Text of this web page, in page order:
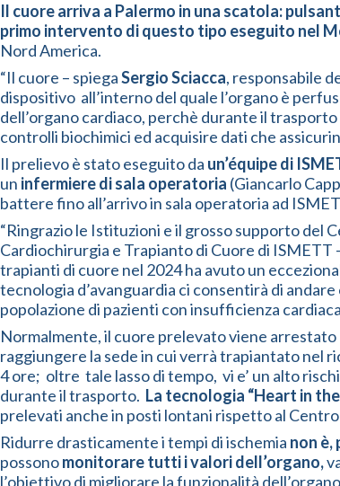
Il cuore arriva a Palermo in una scatola:
primo intervento di questo tipo eseguito nel
Nord America.
“Il cuore – spiegaSergio Sciacca, responsabile
dispositivo all’interno del quale l’organo è
dell’organo cardiaco, perchè durante il
controlli biochimici ed acquisire dati che
Il prelievo è stato eseguito da un’équipe di
un infermiere di sala operatoria (Giancarlo
battere fino all’arrivo in sala operatoria ad
“Ringrazio le Istituzioni e il grosso supporto del
Cardiochirurgia e Trapianto di Cuore di ISMETT
trapianti di cuore nel 2024 ha avuto un
tecnologia d’avanguardia ci consentirà di
popolazione di pazienti con insufficienza
Normalmente, il cuore prelevato viene
raggiungere la sede in cui verrà trapiantato nel
4 ore; oltre tale lasso di tempo, vi e’ un alto
durante il trasporto. La tecnologia “Heart in
prelevati anche in posti lontani rispetto al
Ridurre drasticamente i tempi di ischemia non è,
possonomonitorare tutti i valori dell’organo,
l’obiettivo di migliorare la funzionalità